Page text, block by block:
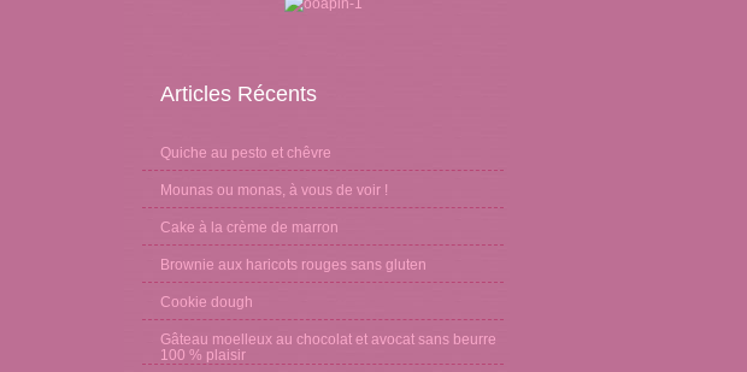
Articles Récents
Quiche au pesto et chêvre
Mounas ou monas, à vous de voir !
Cake à la crème de marron
Brownie aux haricots rouges sans gluten
Cookie dough
Gâteau moelleux au chocolat et avocat sans beurre
100 % plaisir